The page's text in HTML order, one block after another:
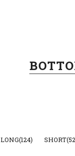
LONG(124)